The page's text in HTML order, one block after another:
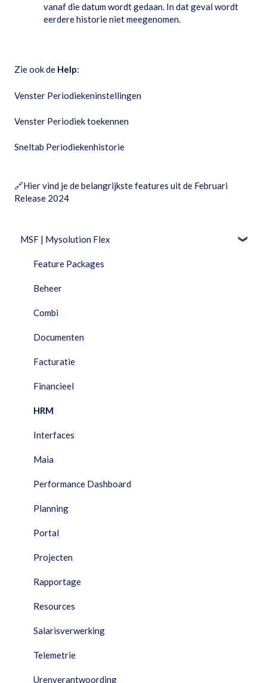
vanaf die datum wordt gedaan. In dat geval wordt
eerdere historie niet meegenomen.
Zie ook de Help:
Venster Periodiekeninstellingen
Venster Periodiek toekennen
Sneltab Periodiekenhistorie
🔗Hier vind je de belangrijkste features uit de Februari
Release 2024
MSF | Mysolution Flex
Feature Packages
Beheer
Combi
Documenten
Facturatie
Financieel
HRM
Interfaces
Maia
Performance Dashboard
Planning
Portal
Projecten
Rapportage
Resources
Salarisverwerking
Telemetrie
Urenverantwoording